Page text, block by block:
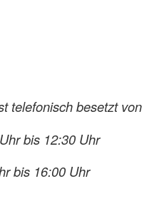
telefonisch besetzt von
bis 12:30 Uhr
bis 16:00 Uhr